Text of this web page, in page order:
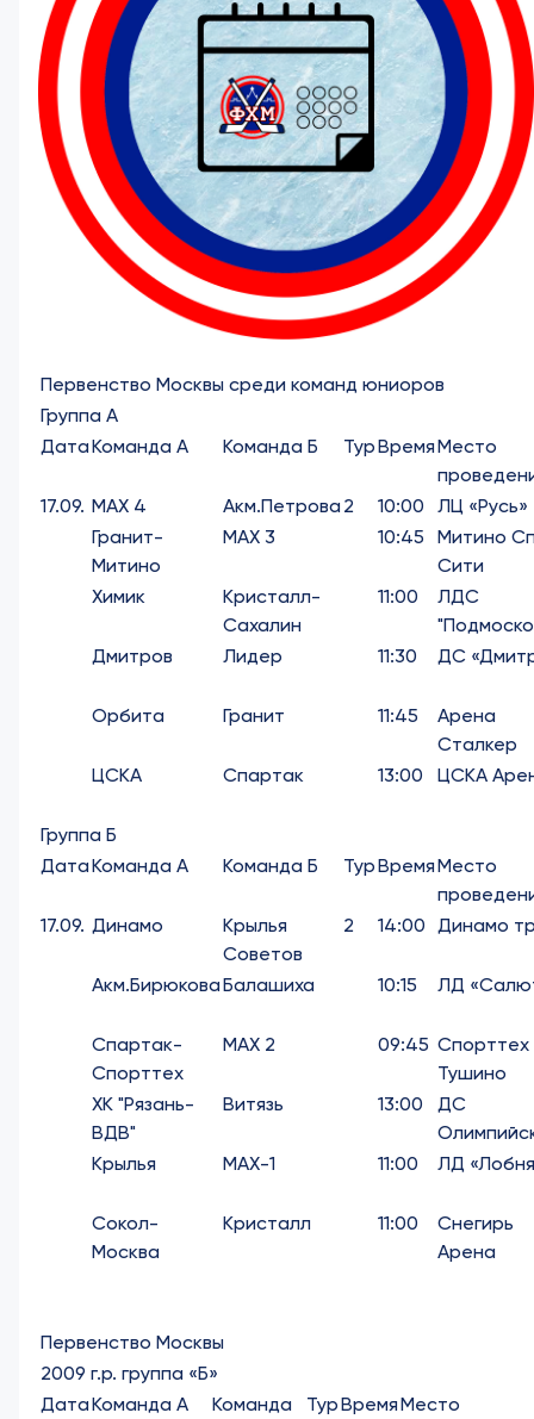
Первенство Москвы среди команд юниоров
Группа А
ДатаКоманда А Команда Б ТурВремяМесто
17.09. МАХ 4 Акм.Петрова 2 10:00
ЛЦ «Русь»
Гранит-
Митино
МАХ 3 10:45
Митино
Сити
Химик
Кристалл-
Сахалин
11:00
ЛДС
Дмитров
Лидер 11:30 ДС
Орбита Гранит 11:45
Арена
Сталкер
ЦСКА
Спартак 13:00 ЦСКА
Группа Б
ДатаКоманда А Команда Б ТурВремяМесто
17.09. Динамо
Крылья
Советов
2 14:00 Динамо
Акм.БирюковаБалашиха 10:15 ЛД
Спартак-
Спорттех
МАХ 2 09:45 Спорттех
Тушино
ХК "Рязань-
ВДВ"
Витязь 13:00
ДС
Крылья
МАХ-1 11:00 ЛД
Сокол-
Москва
Кристалл 11:00
Снегирь
Арена
Первенство Москвы
2009 г.р. группа «Б»
ДатаКоманда А
Команда
ТурВремяМесто